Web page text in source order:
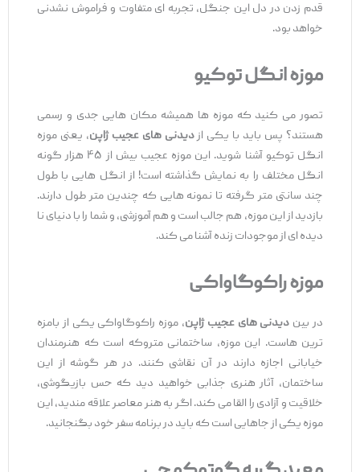
قدم زدن در دل این جنگل، تجربه ‌ای متفاوت و فراموش ‌نشدنی
خواهد بود.
موزه انگل توکیو
تصور می ‌کنید که موزه‌ ها همیشه مکان ‌هایی جدی و رسمی
هستند؟ پس باید با یکی از دیدنی ‌های عجیب ژاپن، یعنی موزه
انگل توکیو آشنا شوید. این موزه عجیب بیش از ۴۵ هزار گونه
انگل مختلف را به نمایش گذاشته است! از انگل ‌هایی با طول
چند سانتی ‌متر گرفته تا نمونه ‌هایی که چندین متر طول دارند.
بازدید از این موزه، هم جالب است و هم آموزشی، و شما را با دنیای نا
دیده ‌ای از موجودات زنده آشنا می ‌کند.
موزه راکوگاواکی
در بیندیدنی ‌های عجیب ژاپن، موزه راکوگاواکی یکی از بامزه
‌ترین‌ هاست. این موزه، ساختمانی متروکه است که هنرمندان
خیابانی اجازه دارند در آن نقاشی کنند. در هر گوشه از این
ساختمان، آثار هنری جذابی خواهید دید که حس بازیگوشی،
خلاقیت و آزادی را القا می ‌کند. اگر به هنر معاصر علاقه ‌مندید، این
موزه یکی از جاهایی است که باید در برنامه سفر خود بگنجانید.